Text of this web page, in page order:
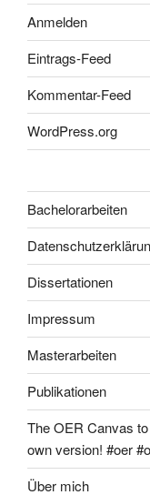
Anmelden
Eintrags-Feed
Kommentar-Feed
WordPress.org
Bachelorarbeiten
Dissertationen
Impressum
Masterarbeiten
Publikationen
The OER Canvas
own version! #oer
Über mich